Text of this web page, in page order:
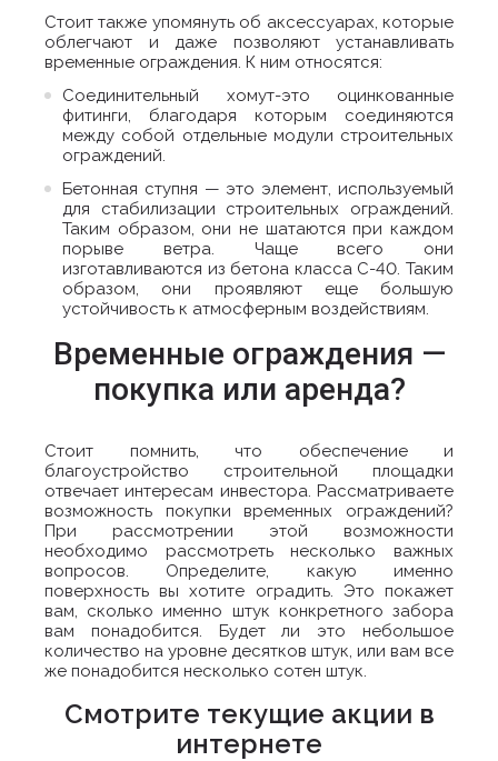
Стоит также упомянуть об аксессуарах, которые
облегчают и даже позволяют устанавливать
временные ограждения. К ним относятся:
Соединительный хомут-это оцинкованные
фитинги, благодаря которым соединяются
между собой отдельные модули строительных
ограждений.
Бетонная ступня — это элемент, используемый
для стабилизации строительных ограждений.
Таким образом, они не шатаются при каждом
порыве ветра. Чаще всего они
изготавливаются из бетона класса С-40. Таким
образом, они проявляют еще большую
устойчивость к атмосферным воздействиям.
Временные ограждения —
покупка или аренда?
Стоит помнить, что обеспечение и
благоустройство строительной площадки
отвечает интересам инвестора. Рассматриваете
возможность покупки временных ограждений?
При рассмотрении этой возможности
необходимо рассмотреть несколько важных
вопросов. Определите, какую именно
поверхность вы хотите оградить. Это покажет
вам, сколько именно штук конкретного забора
вам понадобится. Будет ли это небольшое
количество на уровне десятков штук, или вам все
же понадобится несколько сотен штук.
Смотрите текущие акции в
интернете